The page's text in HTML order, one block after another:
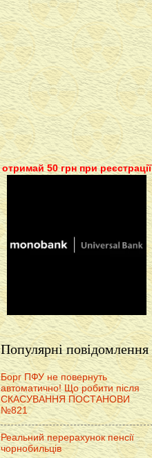
отримай 50 грн при реєстрації
Популярні повідомлення
Борг ПФУ не повернуть
автоматично! Що робити після
СКАСУВАННЯ ПОСТАНОВИ
№821
Реальний перерахунок пенсії
чорнобильців